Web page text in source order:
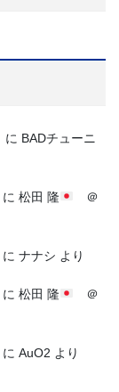
に BADチューニ
に 松田 隆
＠
に ナナシ より
に 松田 隆
＠
に AuO2 より